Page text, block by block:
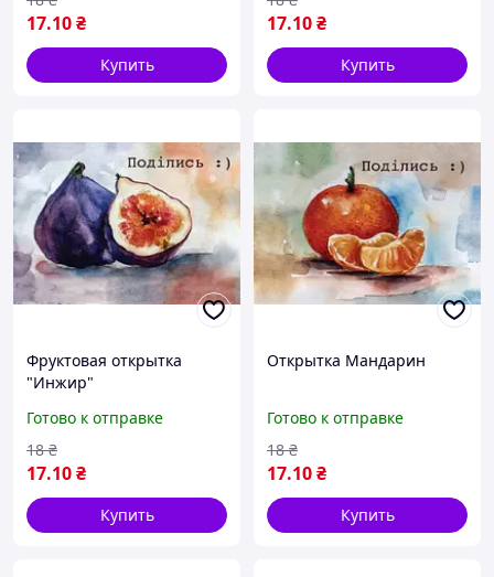
17.10₴
Купить
17.10₴
Купить
Фруктовая открытка
"Инжир"
Готово к отправке
17.10₴
18 ₴
Купить
Открытка Мандарин
Готово к отправке
17.10₴
18 ₴
Купить